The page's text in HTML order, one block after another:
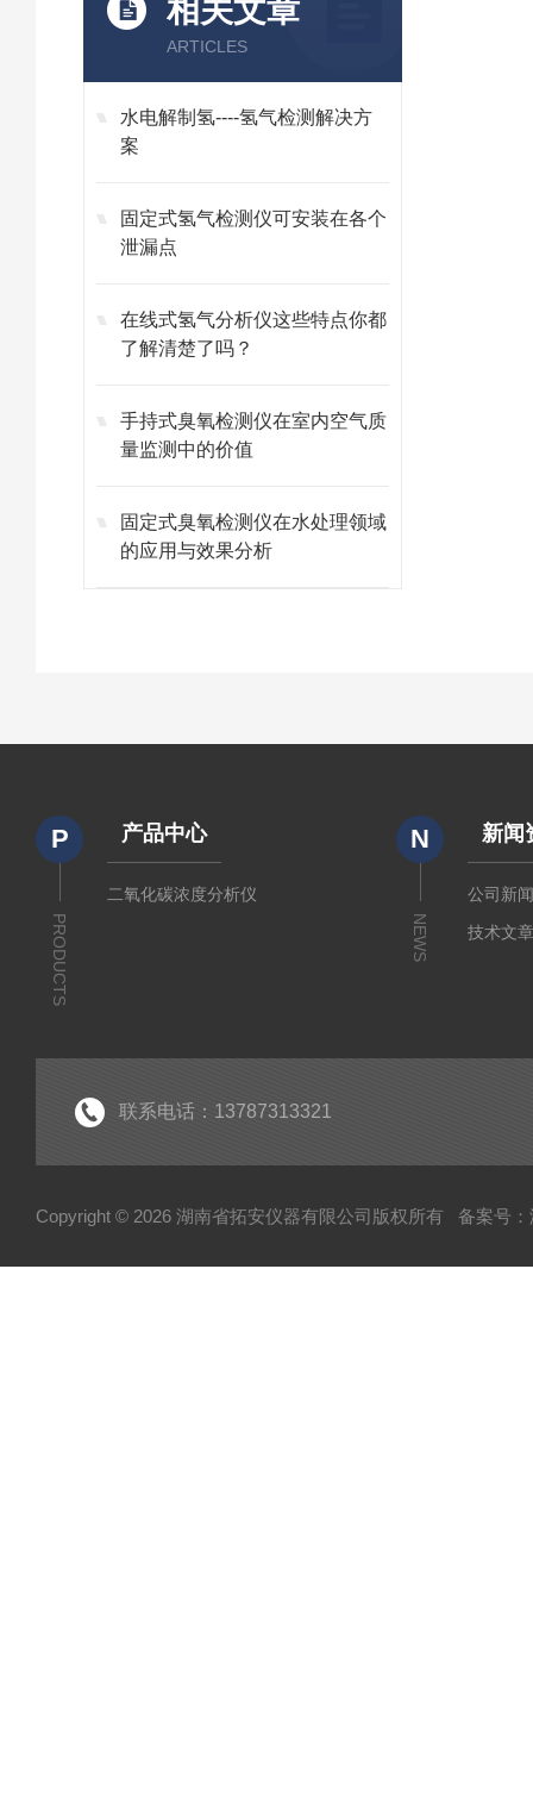
相关文章
ARTICLES
水电解制氢----氢气检测解决方
案
固定式氢气检测仪可安装在各个
泄漏点
在线式氢气分析仪这些特点你都
了解清楚了吗？
手持式臭氧检测仪在室内空气质
量监测中的价值
固定式臭氧检测仪在水处理领域
的应用与效果分析
P
PRODUCTS
产品中心
二氧化碳浓度分析仪
N
NEWS
新闻
公司新
技术文
联系电话：13787313321
Copyright © 2026 湖南省拓安仪器有限公司版权所有 备案号